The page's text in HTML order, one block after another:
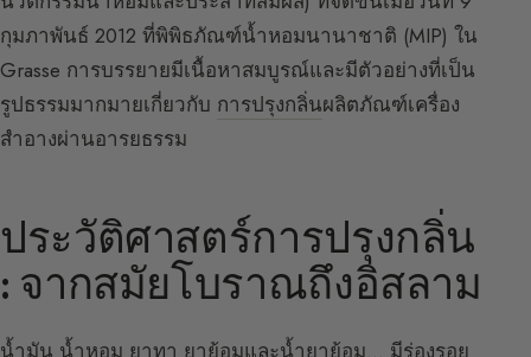
กุมภาพันธ์ 2012 ที่พิพิธภัณฑ์น้ำหอมนานาชาติ (MIP) ใน
Grasse การบรรยายมีเนื้อหาสมบูรณ์และมีตัวอย่างที่เป็น
รูปธรรมมากมายเกี่ยวกับ การปรุงกลิ่นผลิตภัณฑ์เครื่อง
สำอางผ่านอารยธรรม
ประวัติศาสตร์การปรุงกลิ่น
: จากสมัยโบราณถึงอิสลาม
น้ำมัน น้ำหอม ยาทา ยาย้อมและน้ำยาย้อม… มีร่องรอย